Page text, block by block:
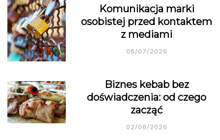
Komunikacja marki
osobistej przed kontaktem
z mediami
06/07/2026
Biznes kebab bez
doświadczenia: od czego
zacząć
02/06/2026